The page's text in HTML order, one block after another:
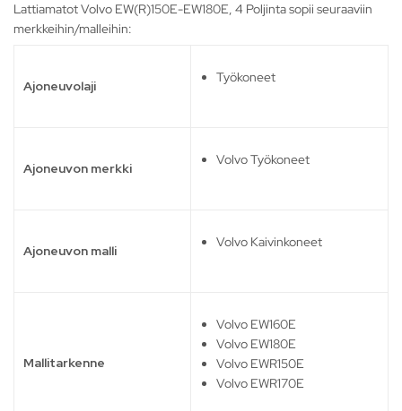
Lattiamatot Volvo EW(R)150E-EW180E, 4 Poljinta sopii seuraaviin
merkkeihin/malleihin:
Ajoneuvolaji
Työkoneet
Ajoneuvon merkki
Volvo Työkoneet
Ajoneuvon malli
Volvo Kaivinkoneet
Mallitarkenne
Volvo EW160E
Volvo EW180E
Volvo EWR150E
Volvo EWR170E